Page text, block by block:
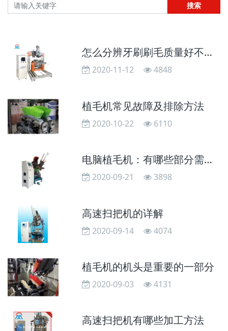
搜索
怎么分辨牙刷刷毛质量好不好？
2020-11-12 4848
植毛机常见故障及排除方法
2020-10-22 6110
电脑植毛机：有哪些部分需要电脑控制的呢？
2020-09-21 3898
高速扫把机的详解
2020-09-14 4074
植毛机的机头是重要的一部分
2020-09-03 4131
高速扫把机有哪些加工方法